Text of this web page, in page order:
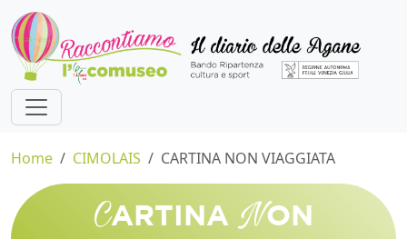
Home CIMOLAIS CARTINA NON VIAGGIATA
CARTINA NON